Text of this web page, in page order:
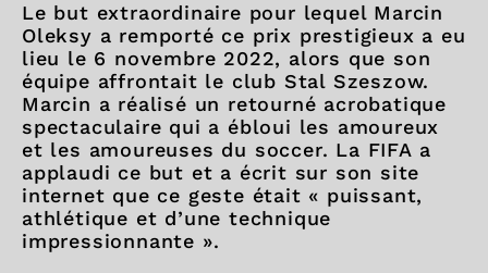
Le but extraordinaire pour lequel Marcin
Oleksy a remporté ce prix prestigieux a eu
lieu le 6 novembre 2022, alors que son
équipe affrontait le club Stal Szeszow.
Marcin a réalisé un retourné acrobatique
spectaculaire qui a ébloui les amoureux
et les amoureuses du soccer. La FIFA a
applaudi ce but et a écrit sur son site
internet que ce geste était « puissant,
athlétique et d’une technique
impressionnante ».